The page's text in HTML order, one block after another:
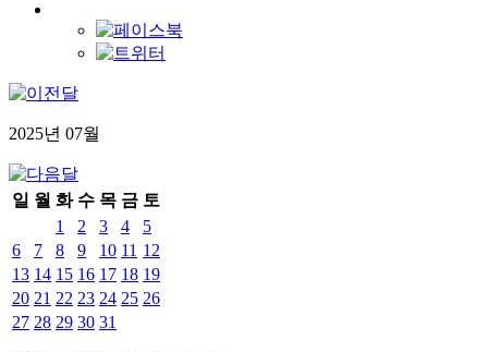
2025년 07월
일 월 화 수 목 금 토
1
2 3 4
5
6
7 8 9 10 11 12
13 14 15 16 17 18 19
20 21 22 23 24 25 26
27 28 29 30 31